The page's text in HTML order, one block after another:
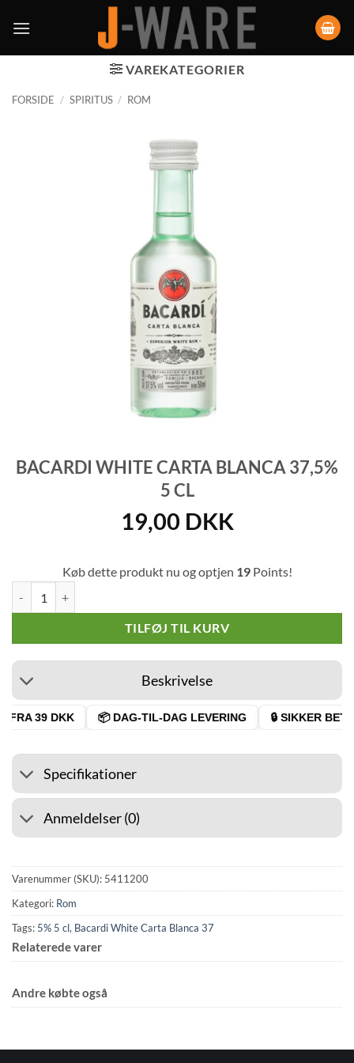
VAREKATEGORIER
FORSIDE / SPIRITUS / ROM
BACARDI WHITE CARTA BLANCA 37,5%
5 CL
19,00 DKK
Køb dette produkt nu og optjen 19Points!
TILFØJ TIL KURV
Beskrivelse
39 DKK 📦 DAG-TIL-DAG LEVERING 🔒 SIKKER
Specifikationer
Anmeldelser (0)
Varenummer (SKU): 5411200
Kategori: Rom
Tags: 5% 5 cl, Bacardi White Carta Blanca 37
Relaterede varer
Andre købte også